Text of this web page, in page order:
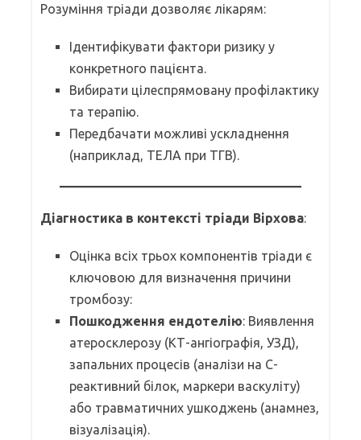
Розуміння тріади дозволяє лікарям:
Ідентифікувати фактори ризику у
конкретного пацієнта.
Вибирати цілеспрямовану профілактику
та терапію.
Передбачати можливі ускладнення
(наприклад, ТЕЛА при ТГВ).
Діагностика в контексті тріади Вірхова:
Оцінка всіх трьох компонентів тріади є
ключовою для визначення причини
тромбозу:
Пошкодження ендотелію: Виявлення
атеросклерозу (КТ-ангіографія, УЗД),
запальних процесів (аналізи на С-
реактивний білок, маркери васкуліту)
або травматичних ушкоджень (анамнез,
візуалізація).